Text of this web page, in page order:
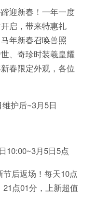
迎新春！一年一度
启，带来特惠礼
年新春召唤兽照
、奇珍时装羲皇耀
春限定外观，各位
护后~3月5日
月5日5点
后返场！每天10点
点01分，上新超值